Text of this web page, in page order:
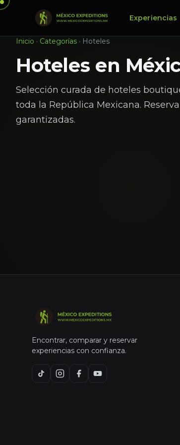
Experiencias
Inicio · Categorías · Hoteles
Hoteles en
Selección curada de hoteles
toda la República Mexicana.
garantizadas.
Encontrar, comparar y reservar
experiencias con confianza.